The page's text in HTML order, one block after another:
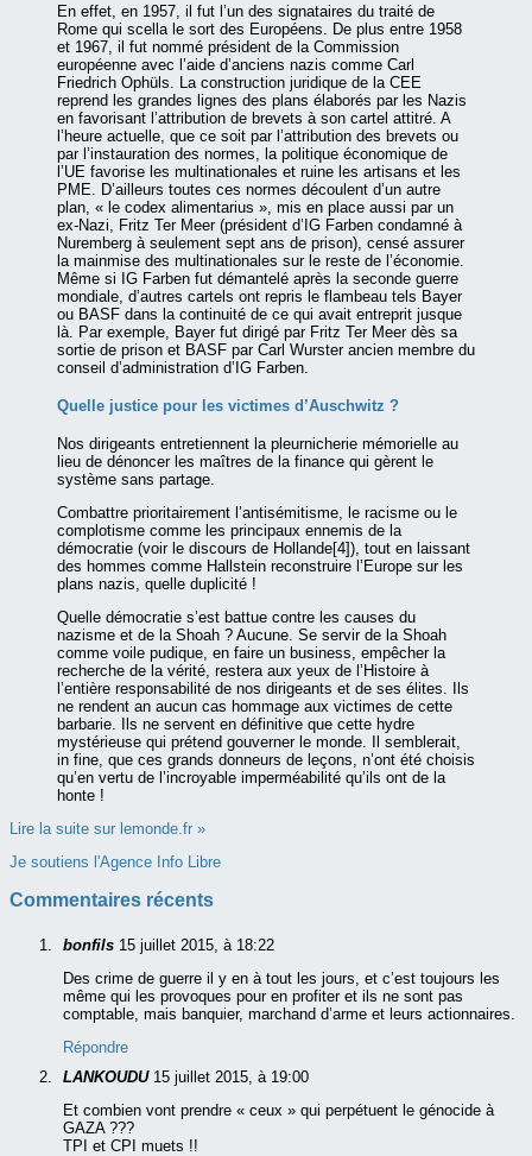
En effet, en 1957, il fut l’un des signataires du traité de
Rome qui scella le sort des Européens. De plus entre 1958
et 1967, il fut nommé président de la Commission
européenne avec l’aide d’anciens nazis comme Carl
Friedrich Ophüls. La construction juridique de la CEE
reprend les grandes lignes des plans élaborés par les Nazis
en favorisant l’attribution de brevets à son cartel attitré. A
l’heure actuelle, que ce soit par l’attribution des brevets ou
par l’instauration des normes, la politique économique de
l’UE favorise les multinationales et ruine les artisans et les
PME. D’ailleurs toutes ces normes découlent d’un autre
plan, « le codex alimentarius », mis en place aussi par un
ex-Nazi, Fritz Ter Meer (président d’IG Farben condamné à
Nuremberg à seulement sept ans de prison), censé assurer
la mainmise des multinationales sur le reste de l’économie.
Même si IG Farben fut démantelé après la seconde guerre
mondiale, d’autres cartels ont repris le flambeau tels Bayer
ou BASF dans la continuité de ce qui avait entreprit jusque
là. Par exemple, Bayer fut dirigé par Fritz Ter Meer dès sa
sortie de prison et BASF par Carl Wurster ancien membre du
conseil d’administration d’IG Farben.
Quelle justice pour les victimes d’Auschwitz ?
Nos dirigeants entretiennent la pleurnicherie mémorielle au
lieu de dénoncer les maîtres de la finance qui gèrent le
système sans partage.
Combattre prioritairement l’antisémitisme, le racisme ou le
complotisme comme les principaux ennemis de la
démocratie (voir le discours de Hollande[4]), tout en laissant
des hommes comme Hallstein reconstruire l’Europe sur les
plans nazis, quelle duplicité !
Quelle démocratie s’est battue contre les causes du
nazisme et de la Shoah ? Aucune. Se servir de la Shoah
comme voile pudique, en faire un business, empêcher la
recherche de la vérité, restera aux yeux de l’Histoire à
l’entière responsabilité de nos dirigeants et de ses élites. Ils
ne rendent an aucun cas hommage aux victimes de cette
barbarie. Ils ne servent en définitive que cette hydre
mystérieuse qui prétend gouverner le monde. Il semblerait,
in fine, que ces grands donneurs de leçons, n’ont été choisis
qu’en vertu de l’incroyable imperméabilité qu’ils ont de la
honte !
Lire la suite sur lemonde.fr »
Je soutiens l'Agence Info Libre
Commentaires récents
bonfils 15 juillet 2015, à 18:22
Des crime de guerre il y en à tout les jours, et c’est toujours les
même qui les provoques pour en profiter et ils ne sont pas
comptable, mais banquier, marchand d’arme et leurs actionnaires.
Répondre
LANKOUDU 15 juillet 2015, à 19:00
Et combien vont prendre « ceux » qui perpétuent le génocide à
GAZA ???
TPI et CPI muets !!